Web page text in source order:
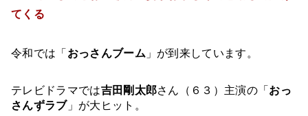
てくる
令和では「 おっさんブーム 」が到来しています。
テレビドラマでは吉田剛太郎さん（６３）主演の「 おっ
さんずラブ」が大ヒット。